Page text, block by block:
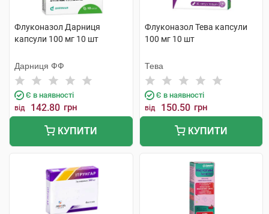
Флуконазол Дарниця
капсули 100 мг 10 шт
Дарниця ФФ
Є в наявності
від 142.80 грн
КУПИТИ
Флуконазол Тева капсули
100 мг 10 шт
Тева
Є в наявності
від 150.50 грн
КУПИТИ